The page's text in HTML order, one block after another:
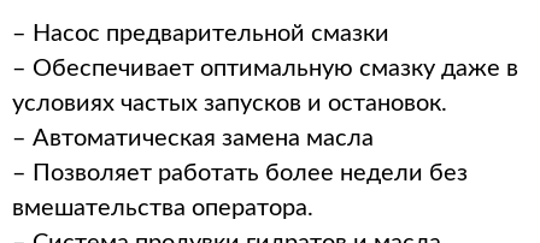
– Насос предварительной смазки
– Обеспечивает оптимальную смазку даже в
условиях частых запусков и остановок.
– Автоматическая замена масла
– Позволяет работать более недели без
вмешательства оператора.